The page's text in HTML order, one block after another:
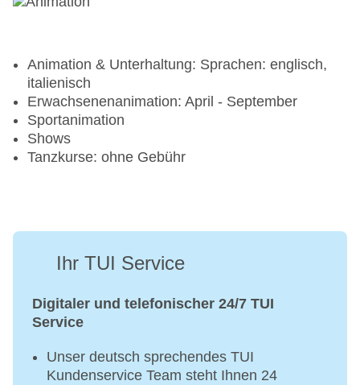
Animation & Unterhaltung: Sprachen: englisch,
italienisch
Erwachsenenanimation: April - September
Sportanimation
Shows
Tanzkurse: ohne Gebühr
Ihr TUI Service
Digitaler und telefonischer 24/7 TUI
Service
Unser deutsch sprechendes TUI
Kundenservice Team steht Ihnen 24